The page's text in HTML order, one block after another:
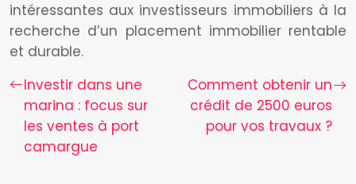
intéressantes aux investisseurs immobiliers à la
recherche d’un placement immobilier rentable
et durable.
Investir dans une
marina : focus sur
les ventes à port
camargue
Comment obtenir un
crédit de 2500 euros
pour vos travaux ?